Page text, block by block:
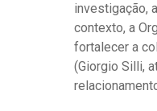
investigação,
contexto, a
fortalecer a
(Giorgio Silli,